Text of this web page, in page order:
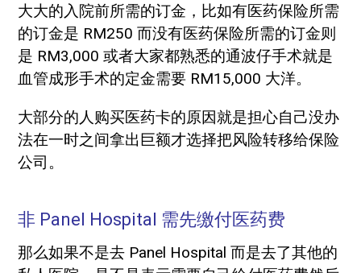
大大的入院前所需的订金，比如有医药保险所需
的订金是 RM250 而没有医药保险所需的订金则
是 RM3,000 或者大家都熟悉的通波仔手术就是
血管成形手术的定金需要 RM15,000 大洋。
大部分的人购买医药卡的原因就是担心自己没办
法在一时之间拿出巨额才选择把风险转移给保险
公司。
非 Panel Hospital 需先缴付医药费
那么如果不是去 Panel Hospital 而是去了其他的